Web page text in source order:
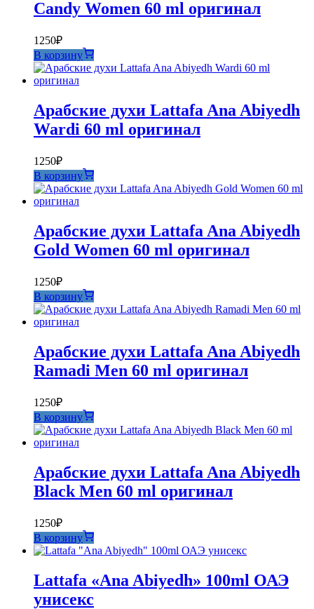
Candy Women 60 ml оригинал
1250₽
В корзину
Арабские духи Lattafa Ana Abiyedh
Wardi 60 ml оригинал
1250₽
В корзину
Арабские духи Lattafa Ana Abiyedh
Gold Women 60 ml оригинал
1250₽
В корзину
Арабские духи Lattafa Ana Abiyedh
Ramadi Men 60 ml оригинал
1250₽
В корзину
Арабские духи Lattafa Ana Abiyedh
Black Men 60 ml оригинал
1250₽
В корзину
Lattafa «Ana Abiyedh» 100ml ОАЭ
унисекс